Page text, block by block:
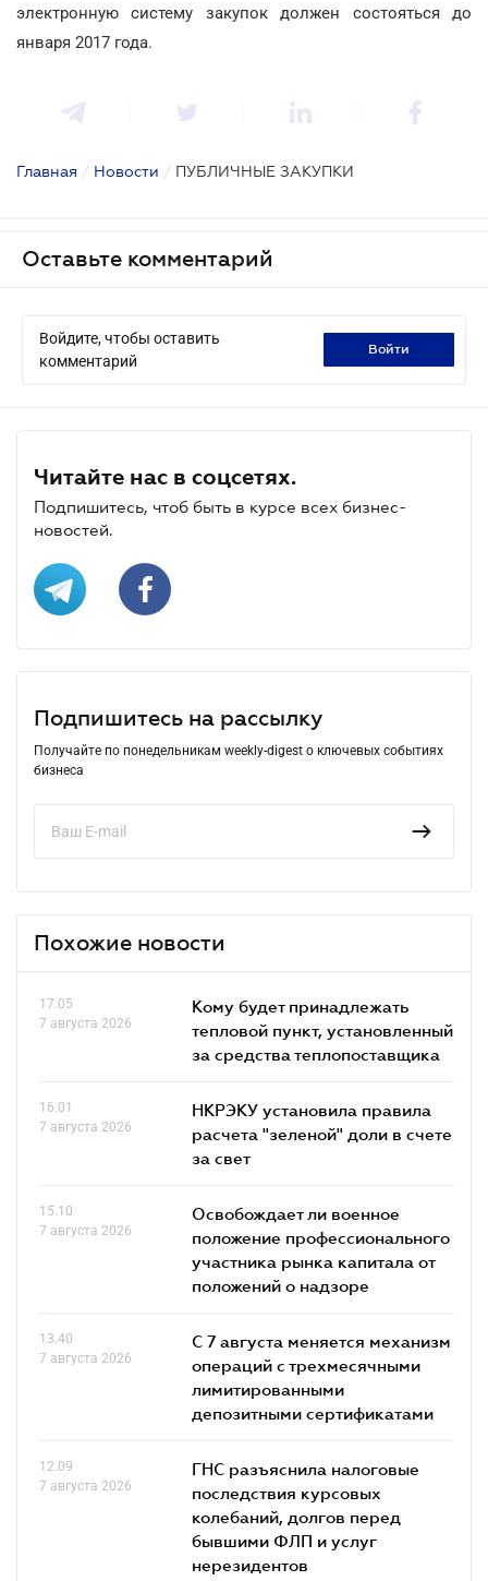
электронную систему закупок должен состояться до
января 2017 года.
Главная / Новости / ПУБЛИЧНЫЕ ЗАКУПКИ
Оставьте комментарий
Войдите, чтобы оставить
комментарий
войти
Читайте нас в соцсетях.
Подпишитесь, чтоб быть в курсе всех бизнес-
новостей.
Подпишитесь на рассылку
Получайте по понедельникам weekly-digest о ключевых событиях
бизнеса
Похожие новости
17.05
7 августа 2026
Кому будет принадлежать
тепловой пункт, установленный
за средства теплопоставщика
16.01
7 августа 2026
НКРЭКУ установила правила
расчета "зеленой" доли в счете
за свет
15.10
7 августа 2026
Освобождает ли военное
положение профессионального
участника рынка капитала от
положений о надзоре
13.40
7 августа 2026
С 7 августа меняется механизм
операций с трехмесячными
лимитированными
депозитными сертификатами
12.09
7 августа 2026
ГНС разъяснила налоговые
последствия курсовых
колебаний, долгов перед
бывшими ФЛП и услуг
нерезидентов